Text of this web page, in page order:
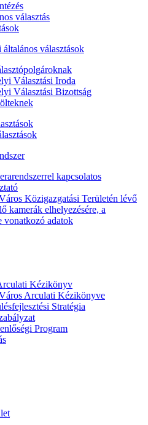
választás
általános választások
Választási Iroda
Választási Bizottság
kapcsolatos
Közigazgatási Területén lévő
kamerák elhelyezésére, a
vonatkozó adatok
Kézikönyv
Arculati Kézikönyve
Stratégia
Program